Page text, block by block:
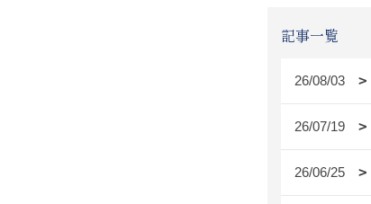
記事一覧
26/08/03
26/07/19
26/06/25